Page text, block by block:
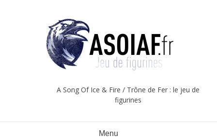
A Song Of Ice & Fire / Trône de Fer : le jeu de
figurines
Menu